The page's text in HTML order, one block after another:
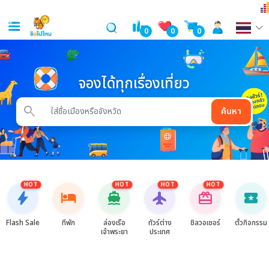
0 0 0
จองได้ทุกเรื่องเที่ยว
search ค้นหา
bolt
HOT
Flash Sale
hotel
ที่พัก
directions_boat
HOT
ล่องเรือ
เจ้าพระยา
flight
HOT
ทัวร์ต่าง
ประเทศ
card_giftcard
HOT
ชิลวอเชอร์
local_activity
ตั๋วกิจกรรม